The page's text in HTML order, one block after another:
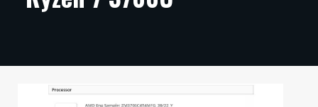
ARTIKKELIT
TECHBBS